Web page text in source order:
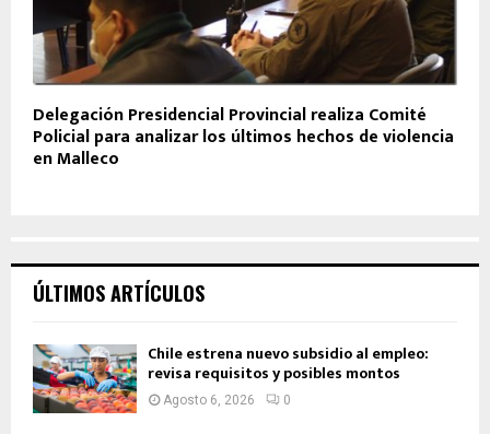
Delegación Presidencial Provincial realiza Comité
Policial para analizar los últimos hechos de violencia
en Malleco
ÚLTIMOS ARTÍCULOS
Chile estrena nuevo subsidio al empleo:
revisa requisitos y posibles montos
Agosto 6, 2026 0